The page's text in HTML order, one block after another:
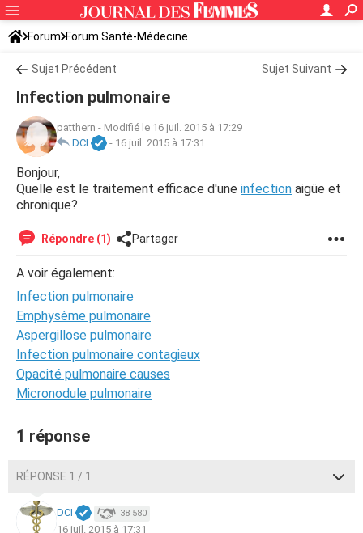
Forum Forum Santé-Médecine
Symptômes et maladies courantes
Sujet Précédent Sujet Suivant
Infection pulmonaire
patthern - Modifié le 16 juil. 2015 à 17:29
DCI
- 16 juil. 2015 à 17:31
Bonjour,
Quelle est le traitement efficace d'une infection aigüe et
chronique?
Répondre (1) Partager
A voir également:
Infection pulmonaire
Emphysème pulmonaire
Aspergillose pulmonaire
Infection pulmonaire contagieux
Opacité pulmonaire causes
Micronodule pulmonaire
1 réponse
RÉPONSE 1 / 1
DCI 38 580
16 juil. 2015 à 17:31